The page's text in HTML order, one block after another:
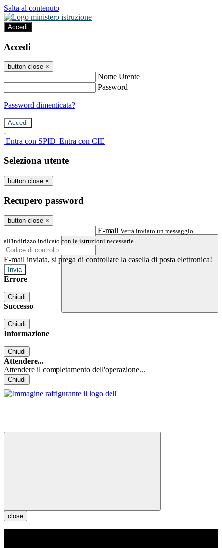
Salta al contenuto
Accedi
Accedi
button close ×
Nome Utente
Password
Password dimenticata?
-
Entra con SPID Entra con CIE
Seleziona utente
button close ×
Recupero password
button close ×
E-mail Verrà inviato un messaggio
all'indirizzo indicato con le istruzioni necessarie.
E-mail inviata, si prega di controllare la casella di posta elettronica!
Errore
Chiudi
Successo
Chiudi
Informazione
Chiudi
Attendere...
Attendere il completamento dell'operazione...
Chiudi
close